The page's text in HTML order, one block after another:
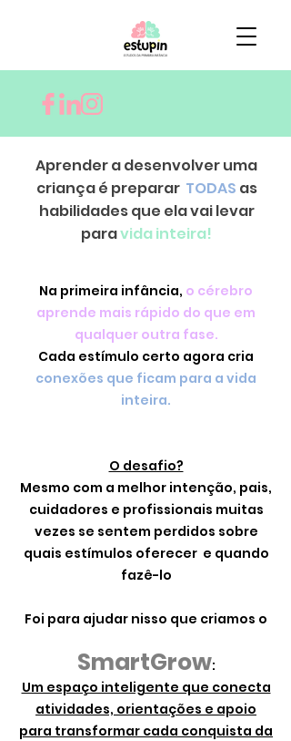
Aprender a desenvolver uma
criança é preparar TODAS as
habilidades que ela vai levar
paravida inteira!
Na primeira infância, o cérebro
aprende mais rápido do que em
qualquer outra fase.
Cada estímulo certo agora cria
conexões que ficam para a vida
inteira.
O desafio?
Mesmo com a melhor intenção, pais,
cuidadores e profissionais muitas
vezes se sentem perdidos sobre
quais estímulos oferecer e quando
fazê-lo
Foi para ajudar nisso que criamos o
SmartGrow:
Um espaço inteligente que conecta
atividades, orientações e apoio
para transformar cada conquista da